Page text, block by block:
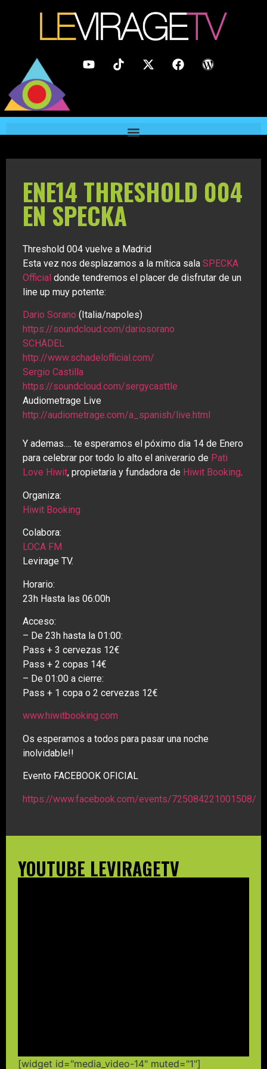
ENE14 THRESHOLD 004
EN SPECKA
Threshold 004 vuelve a Madrid
Esta vez nos desplazamos a la mítica sala SPECKA
Official donde tendremos el placer de disfrutar de un
line up muy potente:
Dario Sorano (Italia/napoles)
https://soundcloud.com/dariosorano
SCHÄDEL
http://www.schadelofficial.com/
Sergio Castilla
https://soundcloud.com/sergycasttle
Audiometrage Live
http://audiometrage.com/a_spanish/live.html
Y ademas…. te esperamos el póximo dia 14 de Enero
para celebrar por todo lo alto el aniverario de Pati
Love Hiwit, propietaria y fundadora de Hiwit Booking.
Organiza:
Hiwit Booking
Colabora:
LOCA FM
Levirage TV.
Horario:
23h Hasta las 06:00h
Acceso:
– De 23h hasta la 01:00:
Pass + 3 cervezas 12€
Pass + 2 copas 14€
– De 01:00 a cierre:
Pass + 1 copa o 2 cervezas 12€
www.hiwitbooking.com
Os esperamos a todos para pasar una noche
inolvidable!!
Evento FACEBOOK OFICIAL
https://www.facebook.com/events/725084221001508/
YOUTUBE LEVIRAGETV
[widget id="media_video-14" muted="1"]